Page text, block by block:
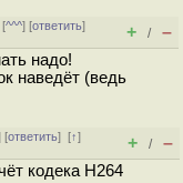
[^^^] [ответить]
+ / –
надо!
наведёт (ведь
[ответить][↑]
+ / –
кодека H264